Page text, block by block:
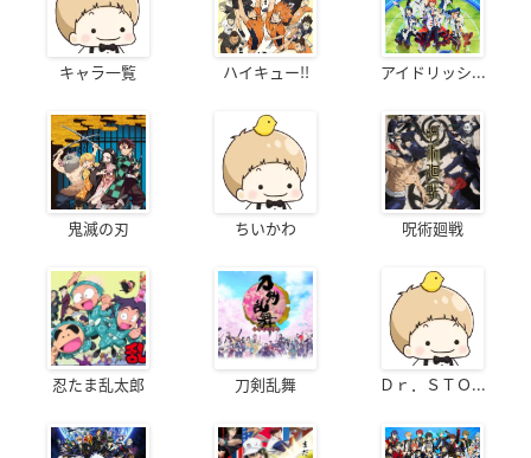
キャラ一覧 ハイキュー!! アイドリッシ...
鬼滅の刃 ちいかわ 呪術廻戦
忍たま乱太郎 刀剣乱舞 Ｄｒ．ＳＴＯ...